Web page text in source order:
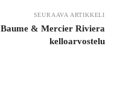
SEURAAVA ARTIKKELI
Baume & Mercier Riviera
kelloarvostelu